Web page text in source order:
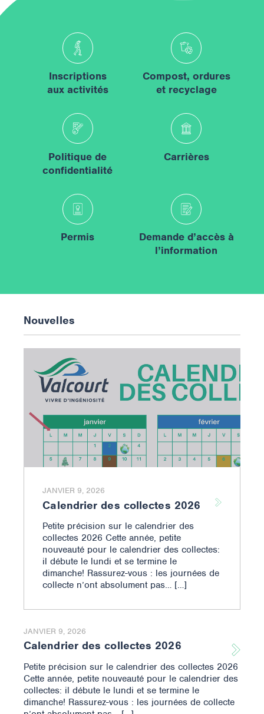
Inscriptions
aux activités
Compost, ordures
et recyclage
Politique de
confidentialité
Carrières
Permis
Demande d’accès à
l’information
Nouvelles
JANVIER 9, 2026
Calendrier des collectes 2026
Petite précision sur le calendrier des
collectes 2026 Cette année, petite
nouveauté pour le calendrier des collectes:
il débute le lundi et se termine le
dimanche! Rassurez-vous : les journées de
collecte n’ont absolument pas… […]
JANVIER 9, 2026
Calendrier des collectes 2026
Petite précision sur le calendrier des collectes 2026
Cette année, petite nouveauté pour le calendrier des
collectes: il débute le lundi et se termine le
dimanche! Rassurez-vous : les journées de collecte